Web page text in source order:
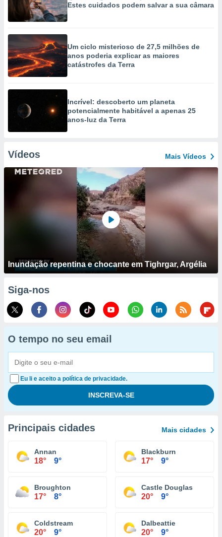
Estes cuidados podem salvar a sua câmara
Um ciclo misterioso de 27,5 milhões de
anos poderia explicar as maiores
catástrofes da Terra
Incrível: descoberto um planeta
potencialmente habitável a apenas 25
anos-luz da Terra
Vídeos Mais Vídeos
Inundação repentina e chocante em Tighrgar, Argélia
Siga-nos
O tempo no seu email
Eu li e aceito a política de privacidade.
Principais cidades Mais cidades
Annan
18° 9°
Blackburn
17° 9°
Broughton
17° 8°
Castle Douglas
20° 9°
Coldstream
20° 9°
Dalbeattie
20° 9°